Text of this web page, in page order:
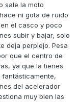
sale la moto
ni gota de ruido
el casco y poco
subir y bajar, solo
deja perplejo. Pesa
que el centro de
ya que la tienes
del acelerador
muy bien las